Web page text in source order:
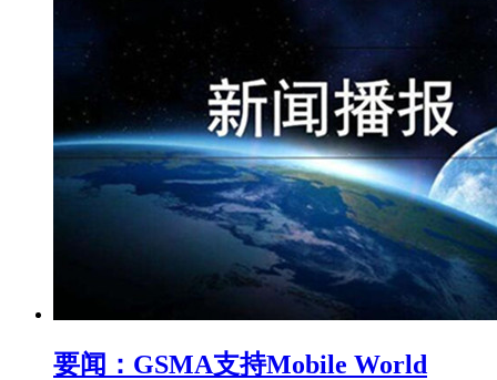
要闻：GSMA支持Mobile World